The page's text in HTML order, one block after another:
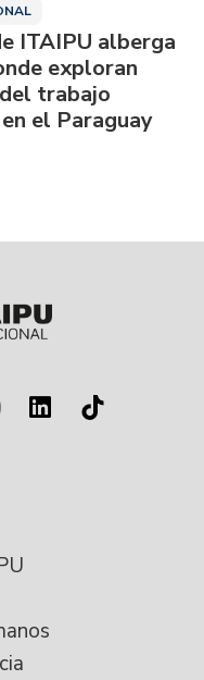
ITAIPU alberga
exploran
trabajo
el Paraguay